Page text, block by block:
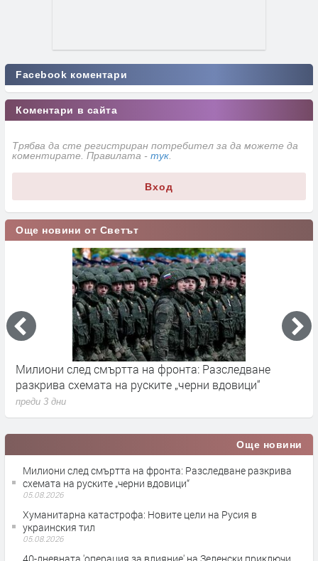
Facebook коментари
Коментари в сайта
Трябва да сте регистриран потребител за да можете да
коментирате. Правилата - тук
Вход
Още новини от Светът
Милиони след смъртта на фронта: Разследване
разкрива схемата на руските „черни вдовици“
преди 3 дни
Още новини
Милиони след смъртта на фронта: Разследване разкрива
схемата на руските „черни вдовици“
05.08.2026
Хуманитарна катастрофа: Новите цели на Русия в
украинския тил
05.08.2026
40-дневната 'операция за влияние' на Зеленски приключи.